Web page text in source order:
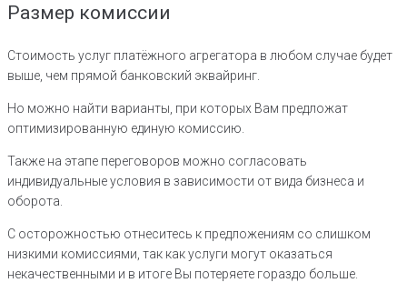
Размер комиссии
Стоимость услуг платёжного агрегатора в любом случае будет
выше, чем прямой банковский эквайринг.
Но можно найти варианты, при которых Вам предложат
оптимизированную единую комиссию.
Также на этапе переговоров можно согласовать
индивидуальные условия в зависимости от вида бизнеса и
оборота.
С осторожностью отнеситесь к предложениям со слишком
низкими комиссиями, так как услуги могут оказаться
некачественными и в итоге Вы потеряете гораздо больше.